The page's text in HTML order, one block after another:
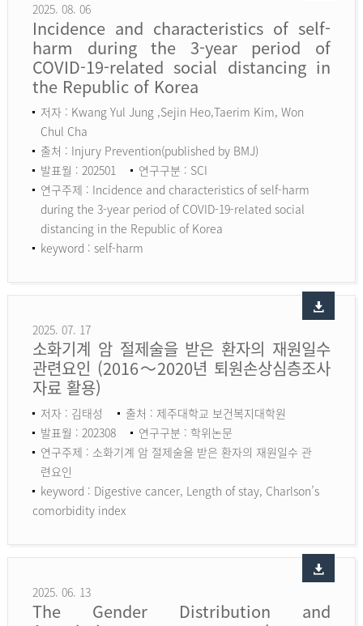
2025. 08. 06
Incidence and characteristics of self-
harm during the 3-year period of
COVID-19-related social distancing in
the Republic of Korea
저자 : Kwang Yul Jung ,Sejin Heo,Taerim Kim, Won
Chul Cha
출처 : Injury Prevention(published by BMJ)
발표월 : 202501
연구구분 : SCI
연구주제 : Incidence and characteristics of self-harm
during the 3-year period of COVID-19-related social
distancing in the Republic of Korea
keyword : self-harm
2025. 07. 17
소화기계 암 절제술을 받은 환자의 재원일수
관련요인 (2016～2020년 퇴원손상심층조사
자료 활용)
저자 : 김태성
출처 : 제주대학교 보건복지대학원
발표월 : 202308
연구구분 : 학위논문
연구주제 : 소화기계 암 절제술을 받은 환자의 재원일수 관
련요인
keyword : Digestive cancer, Length of stay, Charlson’s
comorbidity index
2025. 06. 13
The Gender Distribution and